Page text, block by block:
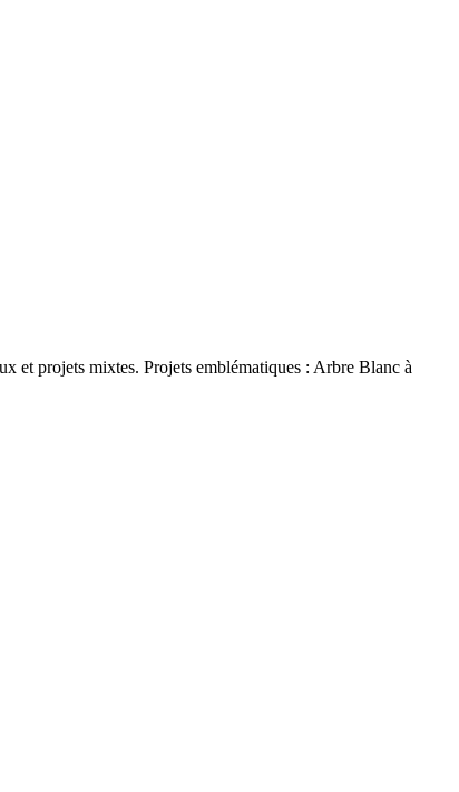
et projets mixtes. Projets emblématiques : Arbre Blanc à